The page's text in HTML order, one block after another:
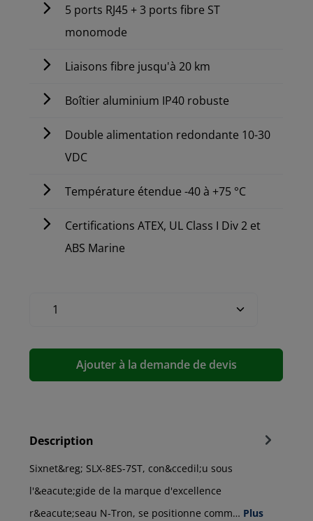
5 ports RJ45 + 3 ports fibre ST
monomode
Liaisons fibre jusqu'à 20 km
Boîtier aluminium IP40 robuste
Double alimentation redondante 10-30
VDC
Température étendue -40 à +75 °C
Certifications ATEX, UL Class I Div 2 et
ABS Marine
Ajouter à la demande de devis
Description
Sixnet&reg; SLX-8ES-7ST, con&ccedil;u sous
l'&eacute;gide de la marque d'excellence
r&eacute;seau N-Tron, se positionne comm… Plus